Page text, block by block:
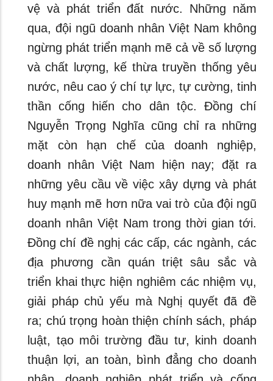
vệ và phát triển đất nước. Những năm
qua, đội ngũ doanh nhân Việt Nam không
ngừng phát triển mạnh mẽ cả về số lượng
và chất lượng, kế thừa truyền thống yêu
nước, nêu cao ý chí tự lực, tự cường, tinh
thần cống hiến cho dân tộc. Đồng chí
Nguyễn Trọng Nghĩa cũng chỉ ra những
mặt còn hạn chế của doanh nghiệp,
doanh nhân Việt Nam hiện nay; đặt ra
những yêu cầu về việc xây dựng và phát
huy mạnh mẽ hơn nữa vai trò của đội ngũ
doanh nhân Việt Nam trong thời gian tới.
Đồng chí đề nghị các cấp, các ngành, các
địa phương cần quán triệt sâu sắc và
triển khai thực hiện nghiêm các nhiệm vụ,
giải pháp chủ yếu mà Nghị quyết đã đề
ra; chú trọng hoàn thiện chính sách, pháp
luật, tạo môi trường đầu tư, kinh doanh
thuận lợi, an toàn, bình đẳng cho doanh